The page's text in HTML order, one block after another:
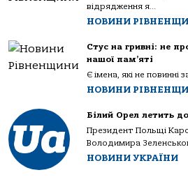
відрядження я...
НОВИНИ
Стус на гривні: не
нашої пам’яті
Є імена, які не повинні
НОВИНИ
Білий Орел летить
Президент Польщі
Володимира
НОВИНИ УКРАЇНИ